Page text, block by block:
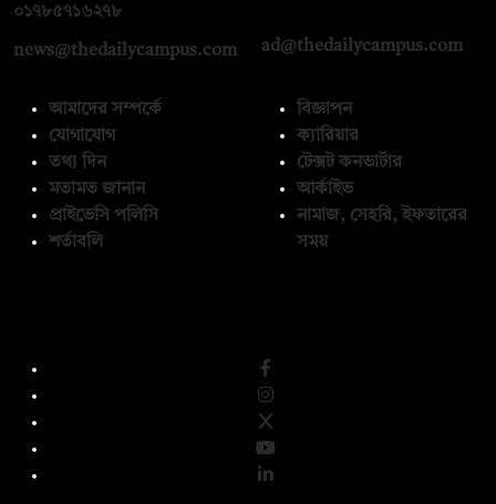
০১৭৮৫৭১৬২৭৮
news@thedailycampus.com ad@thedailycampus.com
আমাদের সম্পর্কে
যোগাযোগ
তথ্য দিন
মতামত জানান
প্রাইভেসি পলিসি
শর্তাবলি
বিজ্ঞাপন
ক্যারিয়ার
টেক্সট কনভার্টার
আর্কাইভ
নামাজ, সেহরি, ইফতারের
সময়